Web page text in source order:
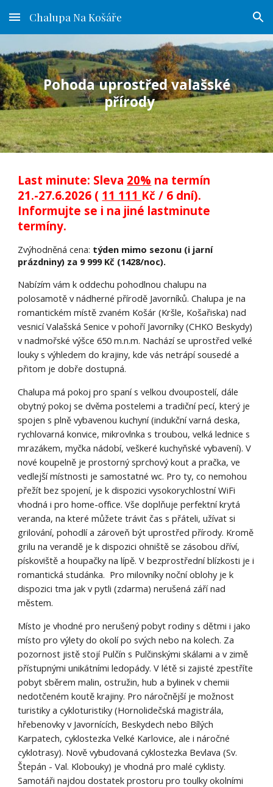
Skip to main content Skip to navigation
Chalupa Na Košáře
Pohoda uprostřed valašské
přírody
Last minute: Sleva 20% na termín
21.-27.6.2026 ( 11 111 Kč / 6 dní).
Informujte se i na jiné lastminute
termíny.
Zvýhodněná cena: týden mimo sezonu (i jarní
prázdniny) za 9 999 Kč (1428/noc).
Nabízím vám k oddechu pohodlnou chalupu na
polosamotě v nádherné přírodě Javorníků. Chalupa je na
romantickém místě zvaném Košár (Kršle, Košařiska) nad
vesnicí Valašská Senice v pohoří Javorníky(CHKO Beskydy)
v nadmořské výšce 650 m.n.m. Nachází se uprostřed velké
louky s výhledem do krajiny, kde vásnetrápí sousedé a
přitom je dobře dostupná.
Chalupa má pokoj pro spaní s velkou dvoupostelí, dále
obytný pokoj se dvěma postelemi a tradiční pecí, který je
spojen s plně vybavenou kuchyní (indukční varná deska,
rychlovarná konvice, mikrovlnka s troubou, velká lednice s
mrazákem, myčka nádobí, veškeré kuchyňské vybavení). V
nové koupelně je prostorný sprchový kout a pračka, ve
vedlejší místnosti je samostatné wc. Pro ty, co nemohou
přežít bez spojení, je k dispozici vysokorychlostní WiFi
vhodná i pro home-office. Vše doplňuje perfektní krytá
veranda, na které můžete trávit čas s přáteli, užívat si
grilování, pohodlí a zároveň být uprostřed přírody. Kromě
grilu na verandě je k dispozici ohniště se zásobou dříví,
pískoviště a houpačky na lípě. V bezprostřední blízkosti je i
romantická studánka. Pro milovníky noční oblohy je k
dispozici tma jak v pytli (zdarma) nerušená zářínad
městem.
Místo je vhodné pro nerušený pobyt rodiny s dětmi i jako
místo pro výlety do okolí po svých nebo na kolech. Za
pozornost jistě stojí Pulčín s Pulčinskými skálami av zimě
přístupnými unikátními ledopády. V létě si zajisté zpestříte
pobyt sběrem malin, ostružin, hub a bylinek v chemii
nedotčeném koutě krajiny. Pro náročnější je možnost
turistikya cykloturistiky(Hornolidečská magistrála,
hřebenovky v Javornících, Beskydech nebo Bílých
Karpatech, cyklostezka Velké Karlovice, ale i náročné
cyklotrasy). Nově vybudovaná cyklostezka Bevlava (Sv.
Štepán - Val. Klobouky) je vhodná pro malé cyklisty.
Samotáři najdou dostatek prostoru pro toulky okolními